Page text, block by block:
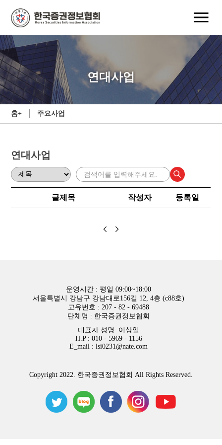
연대사업
홈+ 주요사업
연대사업
글제목 작성자 등록일
운영시간 : 평일 09:00~18:00
서울특별시 강남구 강남대로156길 12, 4층 (c88호)
고유번호 : 207 - 82 - 69488
단체명 : 한국증권정보협회
대표자 성명: 이상일
H.P : 010 - 5969 - 1156
E_mail : lsi0231@nate.com
Copyright 2022. 한국증권정보협회 All Rights Reserved.